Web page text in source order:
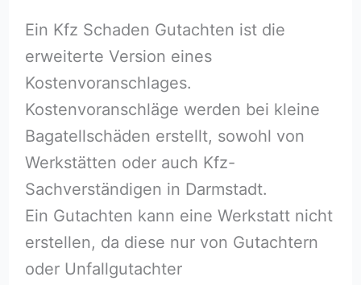
Ein Kfz Schaden Gutachten ist die
erweiterte Version eines
Kostenvoranschlages.
Kostenvoranschläge werden bei kleine
Bagatellschäden erstellt, sowohl von
Werkstätten oder auch Kfz-
Sachverständigen in Darmstadt.
Ein Gutachten kann eine Werkstatt nicht
erstellen, da diese nur von Gutachtern
oder Unfallgutachter